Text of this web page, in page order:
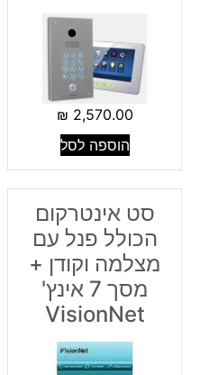
2,570.00
₪
הוספה לסל
סט אינטרקום
הכולל פנל עם
מצלמה וקודן +
מסך 7 אינץ'
VisionNet